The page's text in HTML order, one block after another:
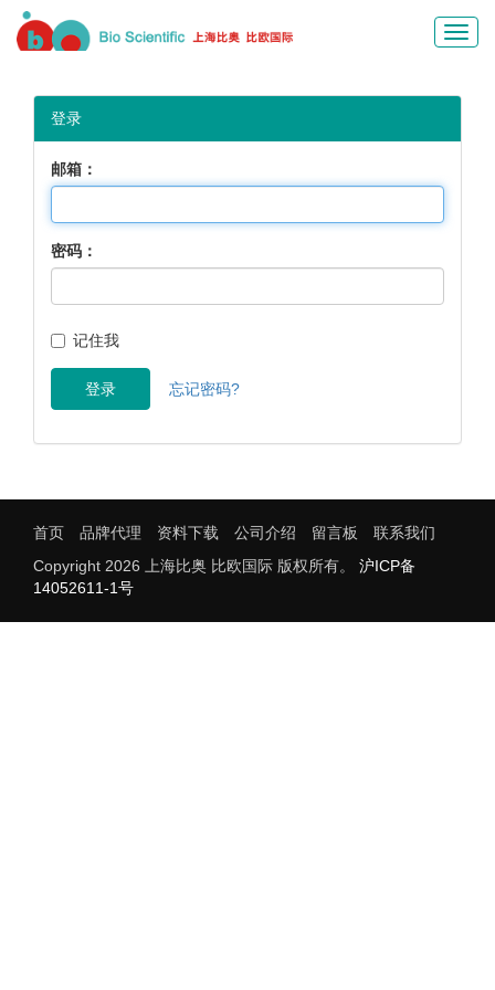
登录
邮箱：
密码：
记住我
登录 忘记密码?
首页 品牌代理 资料下载 公司介绍 留言板
联系我们
Copyright 2026 上海比奥 比欧国际 版权所有。 沪ICP备
14052611-1号